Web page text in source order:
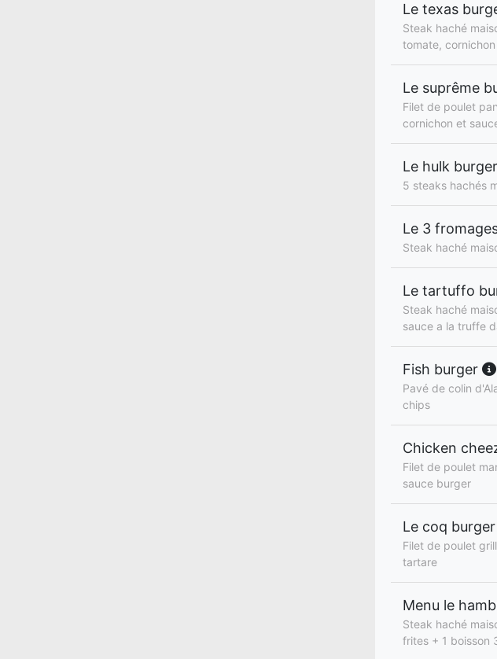
Le texas
Steak haché
tomate,
Le suprême
Filet de poulet
cornichon et
Le hulk burger
5 steaks hachés
Le 3
Steak haché
Le tartuffo
Steak haché
sauce a la truffe
Fish burger
Pavé de colin
chips
Chicken
Filet de poulet
sauce burger
Le coq burger
Filet de poulet
tartare
Menu le
Steak haché
frites + 1 boisson